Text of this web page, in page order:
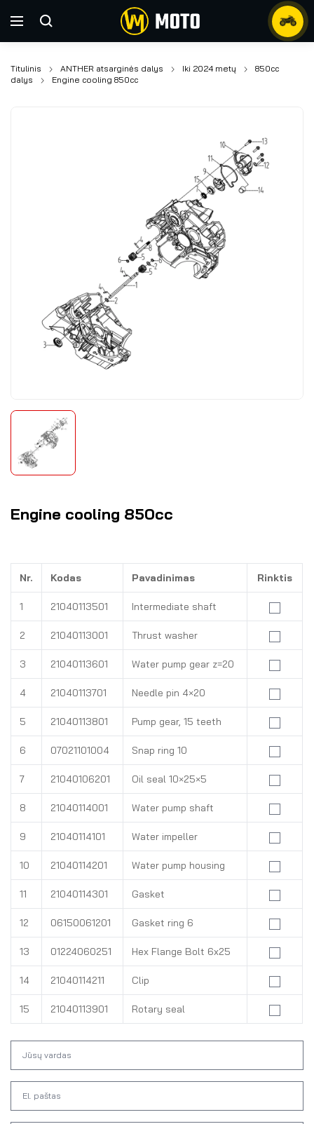
Titulinis ANTHER atsarginės dalys Iki 2024 metų
850cc
dalys
Engine cooling 850cc
Engine cooling 850cc
Nr. Kodas Pavadinimas Rinktis
1 21040113501 Intermediate shaft
2 21040113001 Thrust washer
3 21040113601 Water pump gear z=20
4 21040113701 Needle pin 4×20
5 21040113801 Pump gear, 15 teeth
6 07021101004 Snap ring 10
7 21040106201 Oil seal 10×25×5
8 21040114001 Water pump shaft
9 21040114101 Water impeller
10 21040114201 Water pump housing
11 21040114301 Gasket
12 06150061201 Gasket ring 6
13 01224060251 Hex Flange Bolt 6x25
14 21040114211 Clip
15 21040113901 Rotary seal